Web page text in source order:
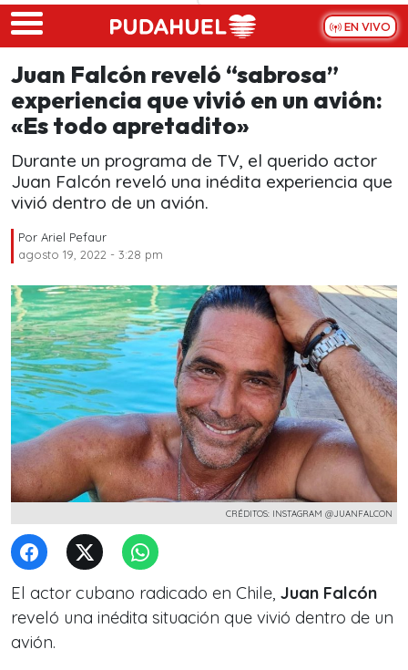
Skip to main content
EN VIVO
Juan Falcón reveló “sabrosa”
experiencia que vivió en un avión:
«Es todo apretadito»
Durante un programa de TV, el querido actor
Juan Falcón reveló una inédita experiencia que
vivió dentro de un avión.
Por Ariel Pefaur
agosto 19, 2022 - 3:28 pm
CRÉDITOS: INSTAGRAM @JUANFALCON
El actor cubano radicado en Chile, Juan Falcón
reveló una inédita situación que vivió dentro de un
avión.